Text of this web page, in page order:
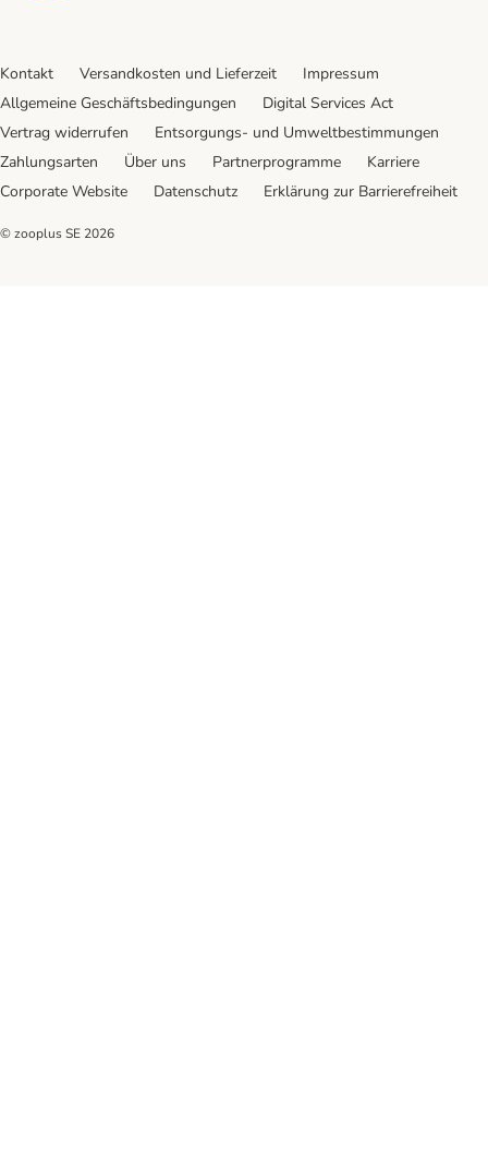
Kontakt Versandkosten und Lieferzeit
Impressum
Allgemeine Geschäftsbedingungen
Digital Services Act
Vertrag widerrufen
Entsorgungs- und Umweltbestimmungen
Zahlungsarten
Über uns Partnerprogramme
Karriere
Corporate Website
Datenschutz Erklärung zur Barrierefreiheit
© zooplus SE 2026